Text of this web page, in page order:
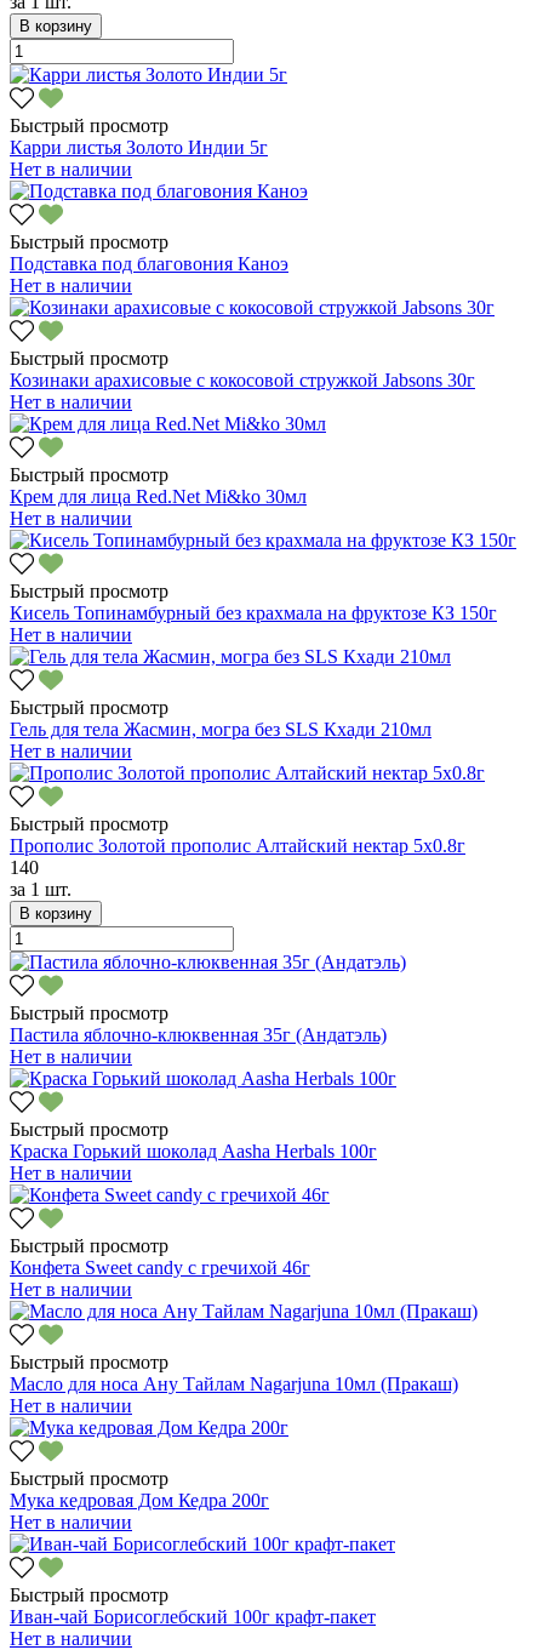
В корзину
Быстрый просмотр
Карри листья Золото Индии 5г
Нет в наличии
Быстрый просмотр
Подставка под благовония Каноэ
Нет в наличии
Быстрый просмотр
Козинаки арахисовые с кокосовой стружкой Jabsons 30г
Нет в наличии
Быстрый просмотр
Крем для лица Red.Net Mi&ko 30мл
Нет в наличии
Быстрый просмотр
Кисель Топинамбурный без крахмала на фруктозе КЗ 150г
Нет в наличии
Быстрый просмотр
Гель для тела Жасмин, могра без SLS Кхади 210мл
Нет в наличии
Быстрый просмотр
Прополис Золотой прополис Алтайский нектар 5х0.8г
140
за 1 шт.
В корзину
Быстрый просмотр
Пастила яблочно-клюквенная 35г (Андатэль)
Нет в наличии
Быстрый просмотр
Краска Горький шоколад Aasha Herbals 100г
Нет в наличии
Быстрый просмотр
Конфета Sweet candy с гречихой 46г
Нет в наличии
Быстрый просмотр
Масло для носа Ану Тайлам Nagarjuna 10мл (Пракаш)
Нет в наличии
Быстрый просмотр
Мука кедровая Дом Кедра 200г
Нет в наличии
Быстрый просмотр
Иван-чай Борисоглебский 100г крафт-пакет
Нет в наличии